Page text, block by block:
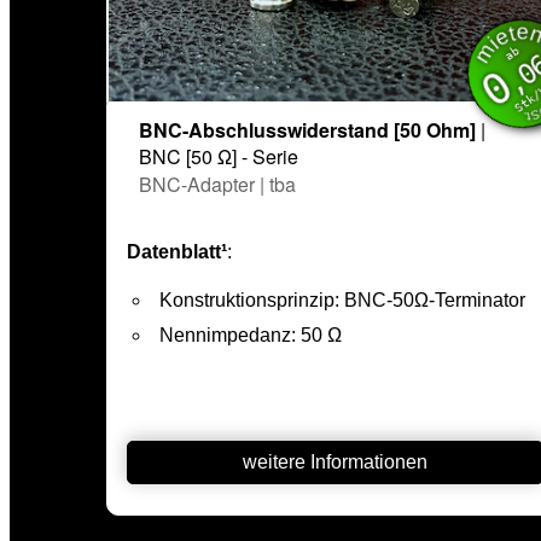
inkl. ab
0
BNC-Abschlusswiderstand [50 Ohm] |
BNC [50 Ω] - Serie
BNC-Adapter | tba
Datenblatt¹:
Konstruktionsprinzip: BNC-50Ω-Terminator
Nennimpedanz: 50 Ω
weitere Informationen